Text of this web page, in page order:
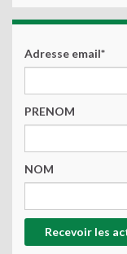
Adresse email*
PRENOM
NOM